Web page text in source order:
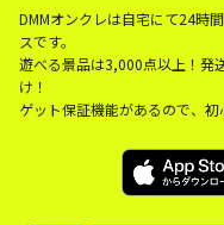
DMMオンクレは自宅にて24時
スです。
遊べる景品は3,000点以上！発
け！
ゲット保証機能があるので、初